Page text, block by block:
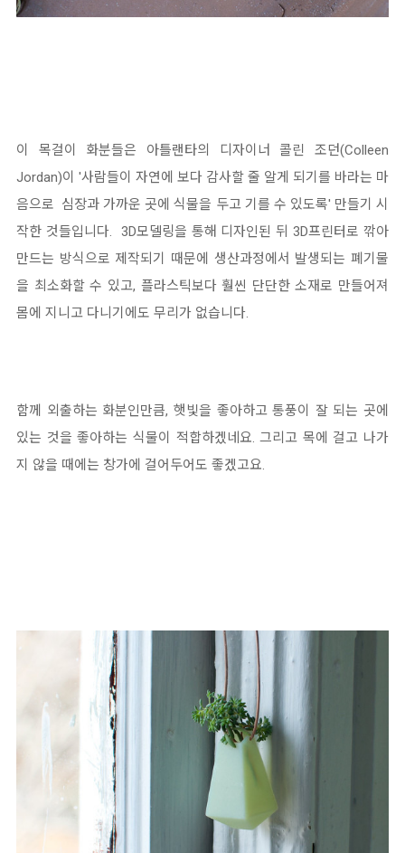
이 목걸이 화분들은 아틀랜타의 디자이너 콜린 조던(Colleen
Jordan)이 '사람들이 자연에 보다 감사할 줄 알게 되기를 바라는 마
음으로 심장과 가까운 곳에 식물을 두고 기를 수 있도록' 만들기 시
작한 것들입니다. 3D모델링을 통해 디자인된 뒤 3D프린터로 깎아
만드는 방식으로 제작되기 때문에 생산과정에서 발생되는 폐기물
을 최소화할 수 있고, 플라스틱보다 훨씬 단단한 소재로 만들어져
몸에 지니고 다니기에도 무리가 없습니다.
함께 외출하는 화분인만큼, 햇빛을 좋아하고 통풍이 잘 되는 곳에
있는 것을 좋아하는 식물이 적합하겠네요. 그리고 목에 걸고 나가
지 않을 때에는 창가에 걸어두어도 좋겠고요.